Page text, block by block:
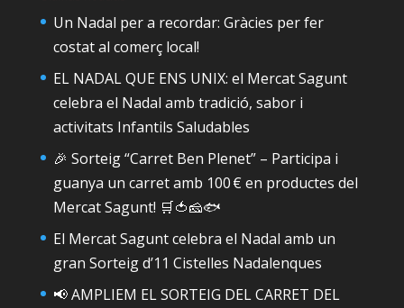
Un Nadal per a recordar: Gràcies per fer
costat al comerç local!
EL NADAL QUE ENS UNIX: el Mercat Sagunt
celebra el Nadal amb tradició, sabor i
activitats Infantils Saludables
🎉 Sorteig “Carret Ben Plenet” – Participa i
guanya un carret amb 100 € en productes del
Mercat Sagunt! 🛒🍅🧀🐟
El Mercat Sagunt celebra el Nadal amb un
gran Sorteig d’11 Cistelles Nadalenques
📢 AMPLIEM EL SORTEIG DEL CARRET DEL